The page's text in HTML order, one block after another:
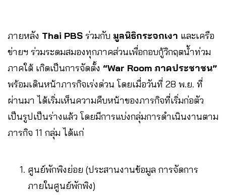
ภายหลัง Thai PBS ร่วมกับ มูลนิธิกระจกเงา และเครือ
ข่ายฯ ร่วมระดมสมองทุกภาคส่วนเพื่อกอบกู้วิกฤตน้ำท่วม
ภาคใต้ เกิดเป็นการจัดตั้ง “War Room ภาคประชาชน”
พร้อมเดินหน้าภารกิจเร่งด่วน โดยเมื่อวันที่ 28 พ.ย. ที่
ผ่านมา ได้เริ่มเห็นความคืบหน้าของภารกิจที่เริ่มก่อตัว
เป็นรูปเป็นร่างแล้ว โดยมีการแบ่งกลุ่มการดำเนินงานตาม
ภารกิจ 11 กลุ่ม ได้แก่
ศูนย์พักพิงย่อย (ประสานงานข้อมูล การจัดการ
ภายในศูนย์พักพิง)